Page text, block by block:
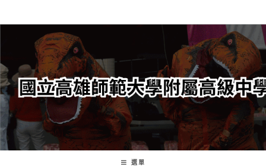
轉
要
內
容
選單